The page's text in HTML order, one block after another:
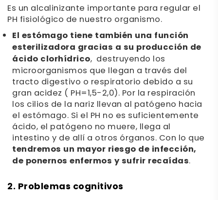
Es un alcalinizante importante para regular el
PH fisiológico de nuestro organismo.
El estómago tiene también una función
esterilizadora gracias a su producción de
ácido clorhídrico, destruyendo los
microorganismos que llegan a través del
tracto digestivo o respiratorio debido a su
gran acidez ( PH=1,5-2,0). Por la respiración
los cilios de la nariz llevan al patógeno hacia
el estómago. Si el PH no es suficientemente
ácido, el patógeno no muere, llega al
intestino y de allí a otros órganos. Con lo que
tendremos un mayor riesgo de infección,
de ponernos enfermos y sufrir recaídas.
2. Problemas cognitivos